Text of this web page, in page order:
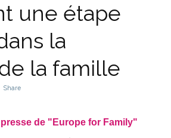
une étape
la
la famille
Share
de "Europe for Family"